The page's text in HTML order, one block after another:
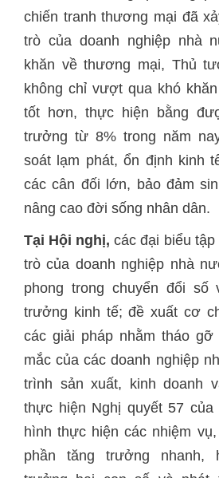
chiến tranh thương mại đã
trò của doanh nghiệp nhà
khăn về thương mại, Thủ
không chỉ vượt qua khó
tốt hơn, thực hiện bằng
trưởng từ 8% trong năm
soát lạm phát, ổn định kinh
các cân đối lớn, bảo đảm
nâng cao đời sống nhân dân.
Tại Hội nghị,các đại biểu
trò của doanh nghiệp nhà
phong trong chuyển đổi số
trưởng kinh tế; đề xuất cơ
các giải pháp nhằm tháo
mắc của các doanh nghiệp
trình sản xuất, kinh doanh
thực hiện Nghị quyết 57
hình thực hiện các nhiệm
phần tăng trưởng nhanh,